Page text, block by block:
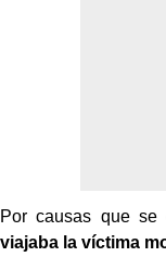
Por causas que
viajaba la víctima